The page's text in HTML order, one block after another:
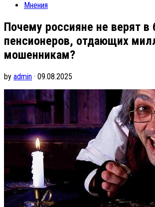
Мнения
Почему россияне не верят в
пенсионеров, отдающих
мошенникам?
by admin · 09.08.2025